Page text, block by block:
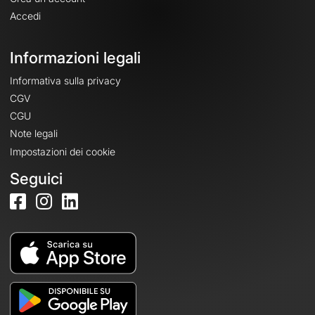
Accedi
Informazioni legali
Informativa sulla privacy
CGV
CGU
Note legali
Impostazioni dei cookie
Seguici